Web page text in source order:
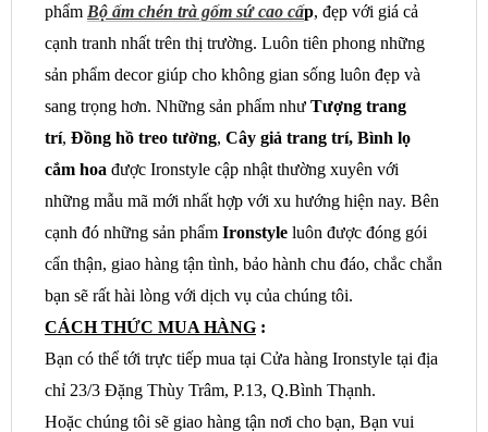
phẩm Bộ ấm chén trà gốm sứ cao cấp, đẹp với giá cả
cạnh tranh nhất trên thị trường. Luôn tiên phong những
sản phẩm decor giúp cho không gian sống luôn đẹp và
sang trọng hơn. Những sản phẩm như Tượng trang
trí, Đồng hồ treo tường, Cây giả trang trí, Bình lọ
cắm hoa được Ironstyle cập nhật thường xuyên với
những mẫu mã mới nhất hợp với xu hướng hiện nay. Bên
cạnh đó những sản phẩm Ironstyle luôn được đóng gói
cẩn thận, giao hàng tận tình, bảo hành chu đáo, chắc chắn
bạn sẽ rất hài lòng với dịch vụ của chúng tôi.
CÁCH THỨC MUA HÀNG :
Bạn có thể tới trực tiếp mua tại Cửa hàng Ironstyle tại địa
chỉ 23/3 Đặng Thùy Trâm, P.13, Q.Bình Thạnh.
Hoặc chúng tôi sẽ giao hàng tận nơi cho bạn, Bạn vui